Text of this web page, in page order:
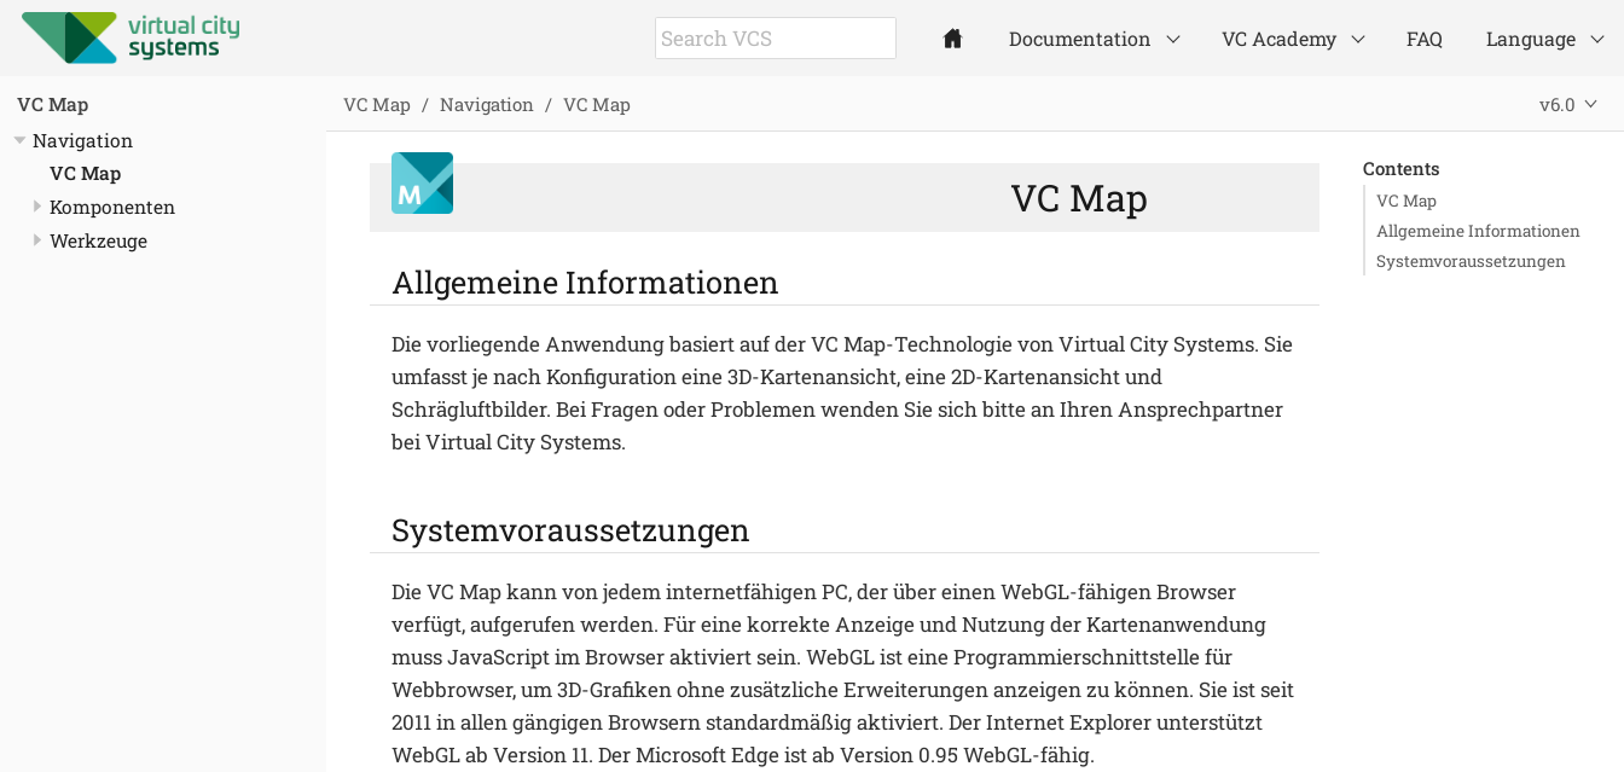
Documentation VC Academy FAQ Language
VC Map
Navigation
VC Map
Komponenten
Werkzeuge
VC Map Navigation VC Map v6.0
Contents
VC Map
Allgemeine Informationen
Systemvoraussetzungen
VC Map
Allgemeine Informationen
Die vorliegende Anwendung basiert auf der VC Map-Technologie von Virtual City Systems. Sie
umfasst je nach Konfiguration eine 3D-Kartenansicht, eine 2D-Kartenansicht und
Schrägluftbilder. Bei Fragen oder Problemen wenden Sie sich bitte an Ihren Ansprechpartner
bei Virtual City Systems.
Systemvoraussetzungen
Die VC Map kann von jedem internetfähigen PC, der über einen WebGL-fähigen Browser
verfügt, aufgerufen werden. Für eine korrekte Anzeige und Nutzung der Kartenanwendung
muss JavaScript im Browser aktiviert sein. WebGL ist eine Programmierschnittstelle für
Webbrowser, um 3D-Grafiken ohne zusätzliche Erweiterungen anzeigen zu können. Sie ist seit
2011 in allen gängigen Browsern standardmäßig aktiviert. Der Internet Explorer unterstützt
WebGL ab Version 11. Der Microsoft Edge ist ab Version 0.95 WebGL-fähig.